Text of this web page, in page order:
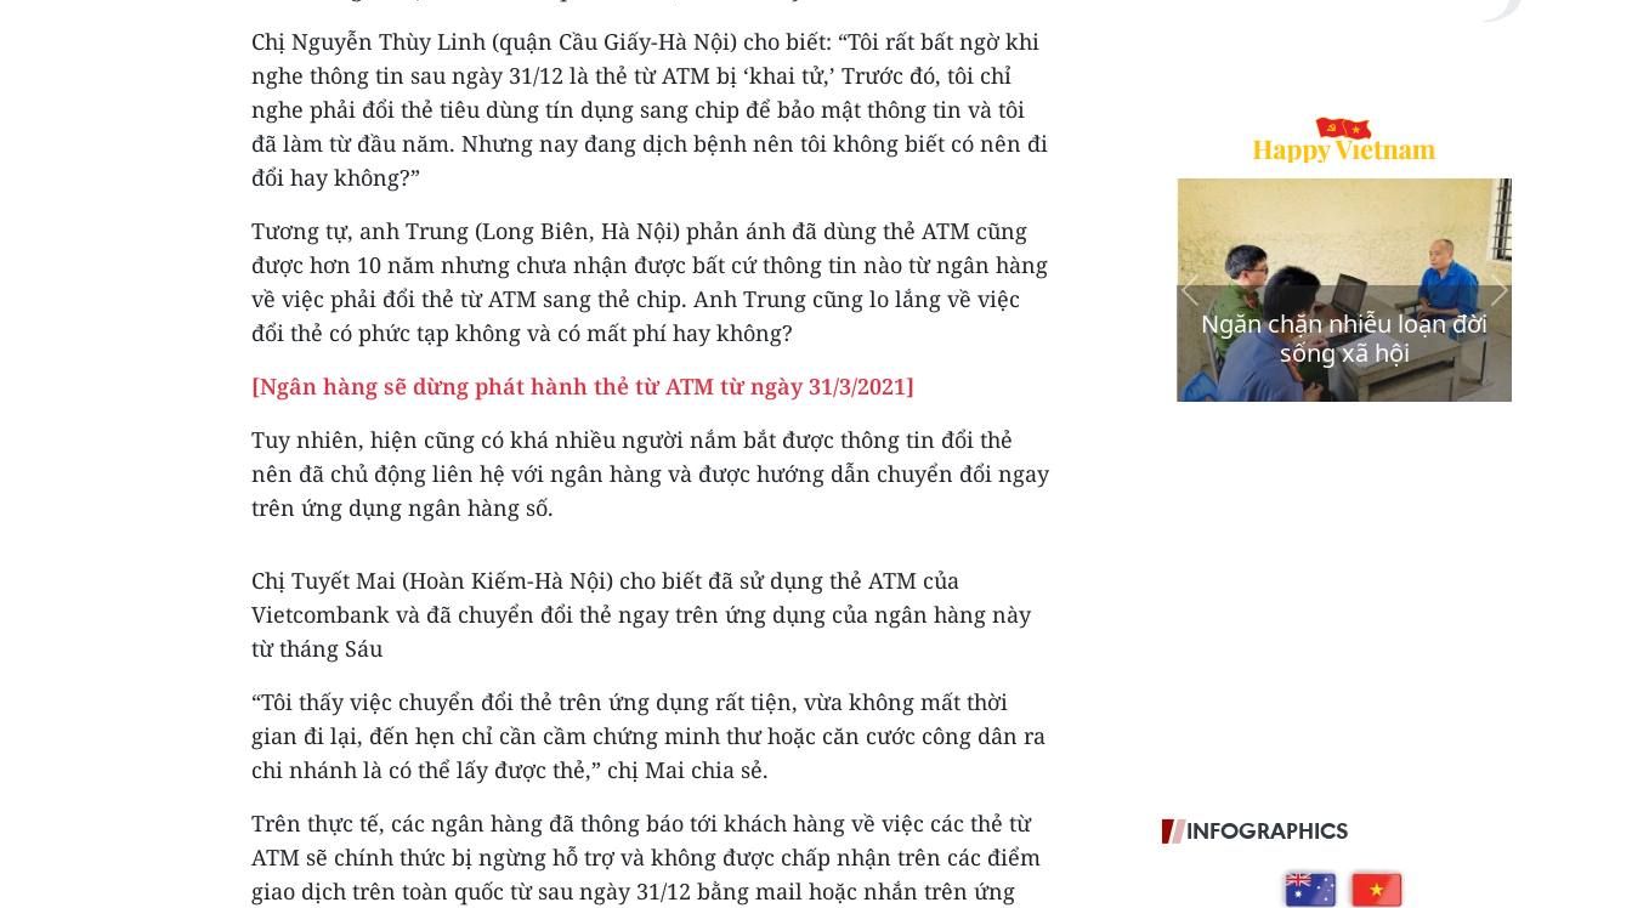
Chị Nguyễn Thùy Linh (quận Cầu Giấy-Hà Nội) cho biết: “Tôi rất bất ngờ khi
nghe thông tin sau ngày 31/12 là thẻ từ ATM bị ‘khai tử,’ Trước đó, tôi chỉ
nghe phải đổi thẻ tiêu dùng tín dụng sang chip để bảo mật thông tin và tôi
đã làm từ đầu năm. Nhưng nay đang dịch bệnh nên tôi không biết có nên đi
đổi hay không?”
Tương tự, anh Trung (Long Biên, Hà Nội) phản ánh đã dùng thẻ ATM cũng
được hơn 10 năm nhưng chưa nhận được bất cứ thông tin nào từ ngân hàng
về việc phải đổi thẻ từ ATM sang thẻ chip. Anh Trung cũng lo lắng về việc
đổi thẻ có phức tạp không và có mất phí hay không?
[Ngân hàng sẽ dừng phát hành thẻ từ ATM từ ngày 31/3/2021]
Tuy nhiên, hiện cũng có khá nhiều người nắm bắt được thông tin đổi thẻ
nên đã chủ động liên hệ với ngân hàng và được hướng dẫn chuyển đổi ngay
trên ứng dụng ngân hàng số.
Chị Tuyết Mai (Hoàn Kiếm-Hà Nội) cho biết đã sử dụng thẻ ATM của
Vietcombank và đã chuyển đổi thẻ ngay trên ứng dụng của ngân hàng này
từ tháng Sáu
“Tôi thấy việc chuyển đổi thẻ trên ứng dụng rất tiện, vừa không mất thời
gian đi lại, đến hẹn chỉ cần cầm chứng minh thư hoặc căn cước công dân ra
chi nhánh là có thể lấy được thẻ,” chị Mai chia sẻ.
Trên thực tế, các ngân hàng đã thông báo tới khách hàng về việc các thẻ từ
ATM sẽ chính thức bị ngừng hỗ trợ và không được chấp nhận trên các điểm
giao dịch trên toàn quốc từ sau ngày 31/12 bằng mail hoặc nhắn trên ứng
INFOGRAPHICS